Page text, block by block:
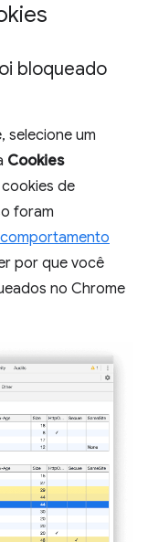
bloqueado
selecione um
Cookies
de
foram
por que você
no Chrome